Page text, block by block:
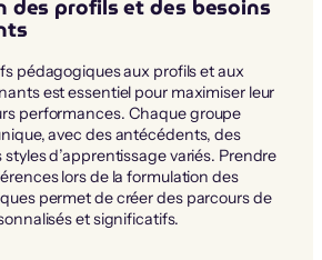
des profils et des besoins
pédagogiques aux profils et aux
est essentiel pour maximiser leur
performances. Chaque groupe
avec des antécédents, des
d’apprentissage variés. Prendre
lors de la formulation des
permet de créer des parcours de
et significatifs.